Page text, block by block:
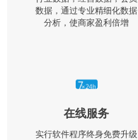
数据，通过专业精细化数据
分析，使商家盈利倍增
在线服务
实行软件程序终身免费升级